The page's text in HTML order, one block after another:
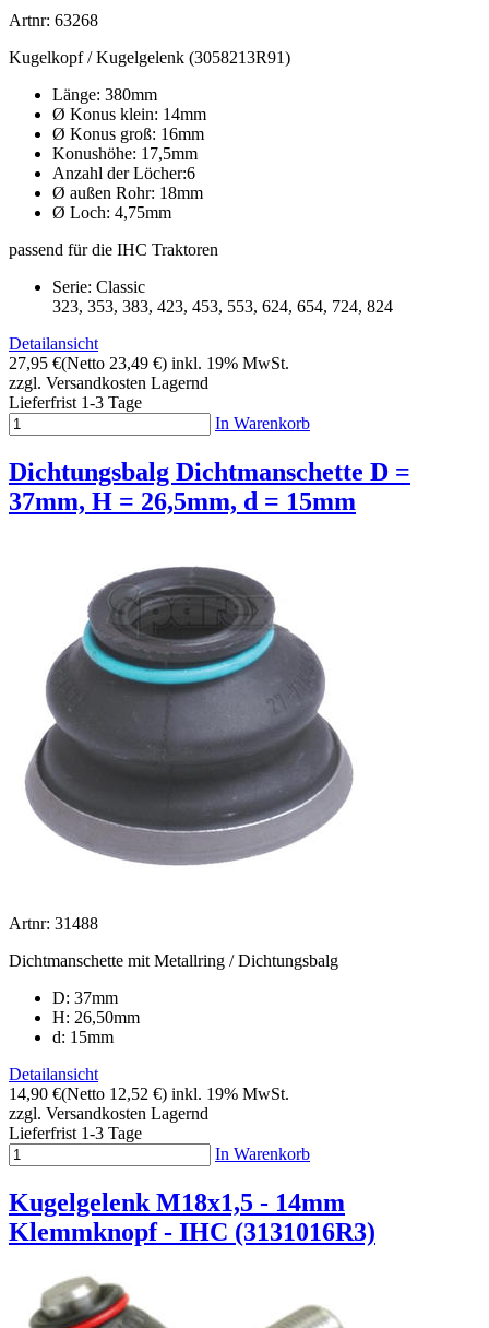
Artnr: 63268
Kugelkopf / Kugelgelenk (3058213R91)
Länge: 380mm
Ø Konus klein: 14mm
Ø Konus groß: 16mm
Konushöhe: 17,5mm
Anzahl der Löcher:6
Ø außen Rohr: 18mm
Ø Loch: 4,75mm
passend für die IHC Traktoren
Serie: Classic
323, 353, 383, 423, 453, 553, 624, 654, 724, 824
Detailansicht
27,95 €(Netto 23,49 €) inkl. 19% MwSt.
zzgl. Versandkosten Lagernd
Lieferfrist 1-3 Tage
In Warenkorb
Dichtungsbalg Dichtmanschette D =
37mm, H = 26,5mm, d = 15mm
Artnr: 31488
Dichtmanschette mit Metallring / Dichtungsbalg
D: 37mm
H: 26,50mm
d: 15mm
Detailansicht
14,90 €(Netto 12,52 €) inkl. 19% MwSt.
zzgl. Versandkosten Lagernd
Lieferfrist 1-3 Tage
In Warenkorb
Kugelgelenk M18x1,5 - 14mm
Klemmknopf - IHC (3131016R3)